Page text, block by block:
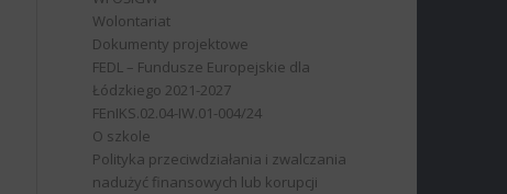
Wolontariat
Dokumenty projektowe
FEDL – Fundusze Europejskie dla
Łódzkiego 2021-2027
FEnIKS.02.04-IW.01-004/24
O szkole
Polityka przeciwdziałania i zwalczania
nadużyć finansowych lub korupcji